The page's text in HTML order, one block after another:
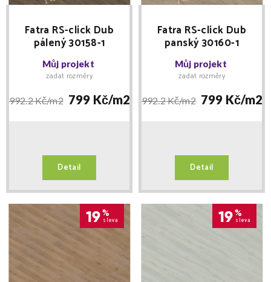
Fatra RS-click Dub
pálený 30158-1
Můj projekt
zadat rozměry
992.2 Kč/m2 799 Kč/m2
Detail
Fatra RS-click Dub
panský 30160-1
Můj projekt
zadat rozměry
992.2 Kč/m2 799 Kč/m2
Detail
19%
sleva 19%
sleva